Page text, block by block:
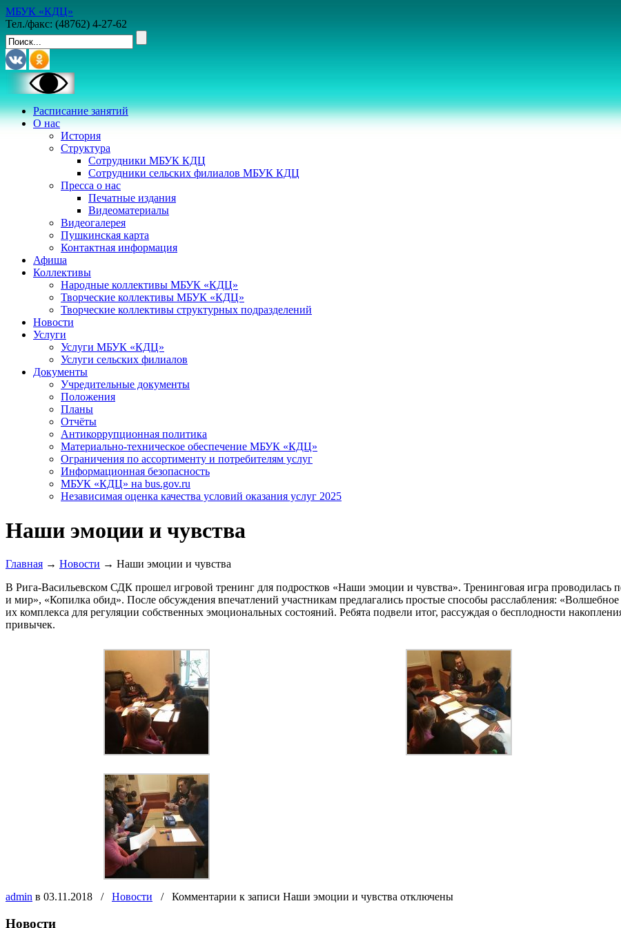
МБУК «КДЦ»
Тел./факс: (48762) 4-27-62
Расписание занятий
О нас
История
Структура
Сотрудники МБУК КДЦ
Сотрудники сельских филиалов МБУК КДЦ
Пресса о нас
Печатные издания
Видеоматериалы
Видеогалерея
Пушкинская карта
Контактная информация
Афиша
Коллективы
Народные коллективы МБУК «КДЦ»
Творческие коллективы МБУК «КДЦ»
Творческие коллективы структурных подразделений
Новости
Услуги
Услуги МБУК «КДЦ»
Услуги сельских филиалов
Документы
Учредительные документы
Положения
Планы
Отчёты
Антикоррупционная политика
Материально-техническое обеспечение МБУК «КДЦ»
Ограничения по ассортименту и потребителям услуг
Информационная безопасность
МБУК «КДЦ» на bus.gov.ru
Независимая оценка качества условий оказания услуг 2025
Наши эмоции и чувства
Главная → Новости → Наши эмоции и чувства
В Рига-Васильевском СДК прошел игровой тренинг для подростков «Наши эмоции и чувства». Тренинговая игра
и мир», «Копилка обид». После обсуждения впечатлений участникам предлагались простые способы расслабления:
их комплекса для регуляции собственных эмоциональных состояний. Ребята подвели итог, рассуждая о бесплодности
привычек.
admin в 03.11.2018 / Новости / Комментарии к записи Наши эмоции и чувства отключены
Новости